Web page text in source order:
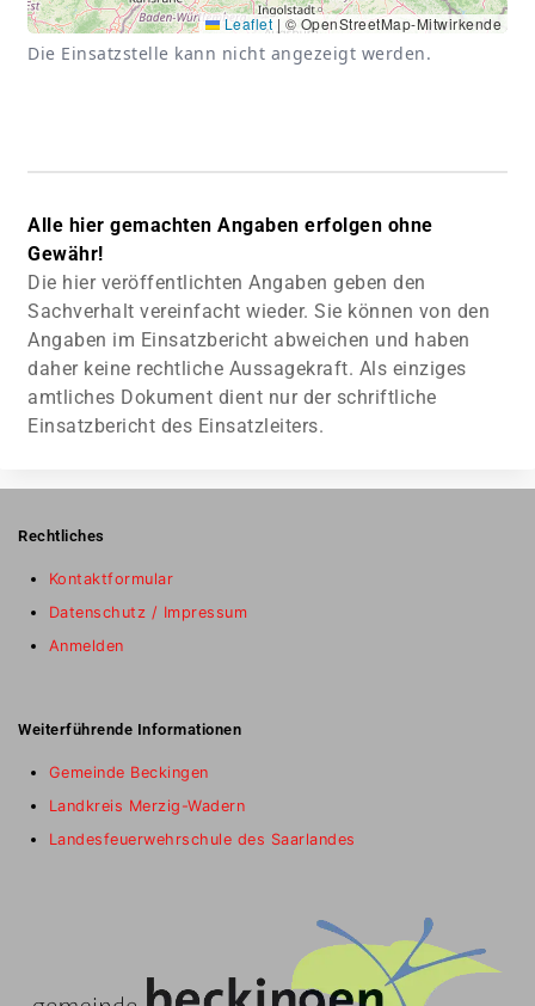
Leaflet | © OpenStreetMap-Mitwirkende
Die Einsatzstelle kann nicht angezeigt werden.
Alle hier gemachten Angaben erfolgen ohne
Gewähr!
Die hier veröffentlichten Angaben geben den
Sachverhalt vereinfacht wieder. Sie können von den
Angaben im Einsatzbericht abweichen und haben
daher keine rechtliche Aussagekraft. Als einziges
amtliches Dokument dient nur der schriftliche
Einsatzbericht des Einsatzleiters.
Rechtliches
Kontaktformular
Datenschutz / Impressum
Anmelden
Weiterführende Informationen
Gemeinde Beckingen
Landkreis Merzig-Wadern
Landesfeuerwehrschule des Saarlandes